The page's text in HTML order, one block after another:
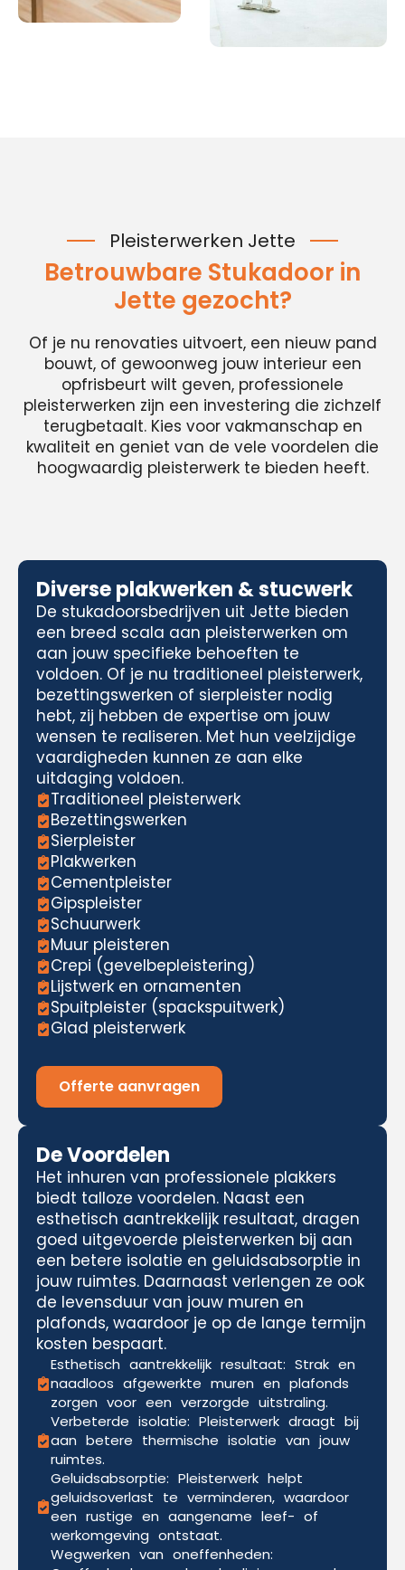
Pleisterwerken Jette
Betrouwbare Stukadoor in
Jette gezocht?
Of je nu renovaties uitvoert, een nieuw pand
bouwt, of gewoonweg jouw interieur een
opfrisbeurt wilt geven, professionele
pleisterwerken zijn een investering die zichzelf
terugbetaalt. Kies voor vakmanschap en
kwaliteit en geniet van de vele voordelen die
hoogwaardig pleisterwerk te bieden heeft.
Diverse plakwerken & stucwerk
De stukadoorsbedrijven uit Jette bieden
een breed scala aan pleisterwerken om
aan jouw specifieke behoeften te
voldoen. Of je nu traditioneel pleisterwerk,
bezettingswerken of sierpleister nodig
hebt, zij hebben de expertise om jouw
wensen te realiseren. Met hun veelzijdige
vaardigheden kunnen ze aan elke
uitdaging voldoen.
Traditioneel pleisterwerk
Bezettingswerken
Sierpleister
Plakwerken
Cementpleister
Gipspleister
Schuurwerk
Muur pleisteren
Crepi (gevelbepleistering)
Lijstwerk en ornamenten
Spuitpleister (spackspuitwerk)
Glad pleisterwerk
Offerte aanvragen
De Voordelen
Het inhuren van professionele plakkers
biedt talloze voordelen. Naast een
esthetisch aantrekkelijk resultaat, dragen
goed uitgevoerde pleisterwerken bij aan
een betere isolatie en geluidsabsorptie in
jouw ruimtes. Daarnaast verlengen ze ook
de levensduur van jouw muren en
plafonds, waardoor je op de lange termijn
kosten bespaart.
Esthetisch aantrekkelijk resultaat: Strak en
naadloos afgewerkte muren en plafonds
zorgen voor een verzorgde uitstraling.
Verbeterde isolatie: Pleisterwerk draagt bij
aan betere thermische isolatie van jouw
ruimtes.
Geluidsabsorptie: Pleisterwerk helpt
geluidsoverlast te verminderen, waardoor
een rustige en aangename leef- of
werkomgeving ontstaat.
Wegwerken van oneffenheden: